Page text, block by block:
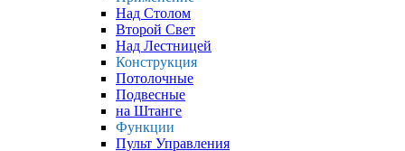
Над Столом
Второй Свет
Над Лестницей
Конструкция
Потолочные
Подвесные
на Штанге
Функции
Пульт Управления